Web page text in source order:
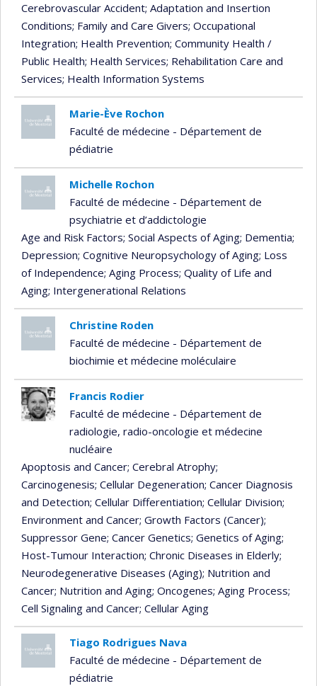
Cerebrovascular Accident; Adaptation and Insertion
Conditions; Family and Care Givers; Occupational
Integration; Health Prevention; Community Health /
Public Health; Health Services; Rehabilitation Care and
Services; Health Information Systems
Marie-Ève Rochon
Faculté de médecine - Département de
pédiatrie
Michelle Rochon
Faculté de médecine - Département de
psychiatrie et d’addictologie
Age and Risk Factors; Social Aspects of Aging; Dementia;
Depression; Cognitive Neuropsychology of Aging; Loss
of Independence; Aging Process; Quality of Life and
Aging; Intergenerational Relations
Christine Roden
Faculté de médecine - Département de
biochimie et médecine moléculaire
Francis Rodier
Faculté de médecine - Département de
radiologie, radio-oncologie et médecine
nucléaire
Apoptosis and Cancer; Cerebral Atrophy;
Carcinogenesis; Cellular Degeneration; Cancer Diagnosis
and Detection; Cellular Differentiation; Cellular Division;
Environment and Cancer; Growth Factors (Cancer);
Suppressor Gene; Cancer Genetics; Genetics of Aging;
Host-Tumour Interaction; Chronic Diseases in Elderly;
Neurodegenerative Diseases (Aging); Nutrition and
Cancer; Nutrition and Aging; Oncogenes; Aging Process;
Cell Signaling and Cancer; Cellular Aging
Tiago Rodrigues Nava
Faculté de médecine - Département de
pédiatrie